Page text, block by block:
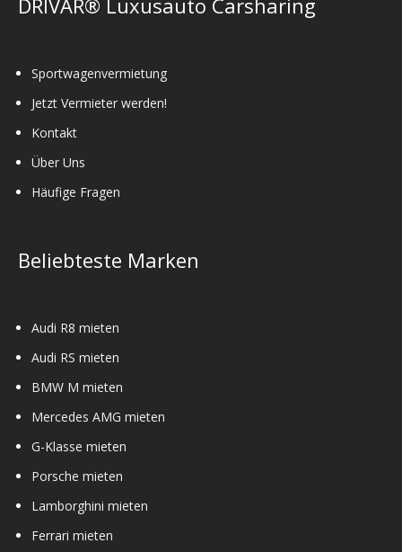
Produktseite
Sportwagenvermietung
Jetzt Vermieter werden!
Kontakt
Über Uns
Häufige Fragen
Beliebteste Marken
Audi R8 mieten
Audi RS mieten
BMW M mieten
Mercedes AMG mieten
G-Klasse mieten
Porsche mieten
Lamborghini mieten
Ferrari mieten